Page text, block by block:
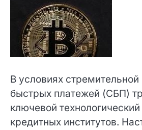
В условиях
система быстрых
инструмента в ключевой
современных кредитных